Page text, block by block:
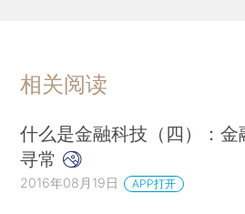
相关阅读
什么是金融科技（四）：金
寻常
2016年08月19日 APP打开